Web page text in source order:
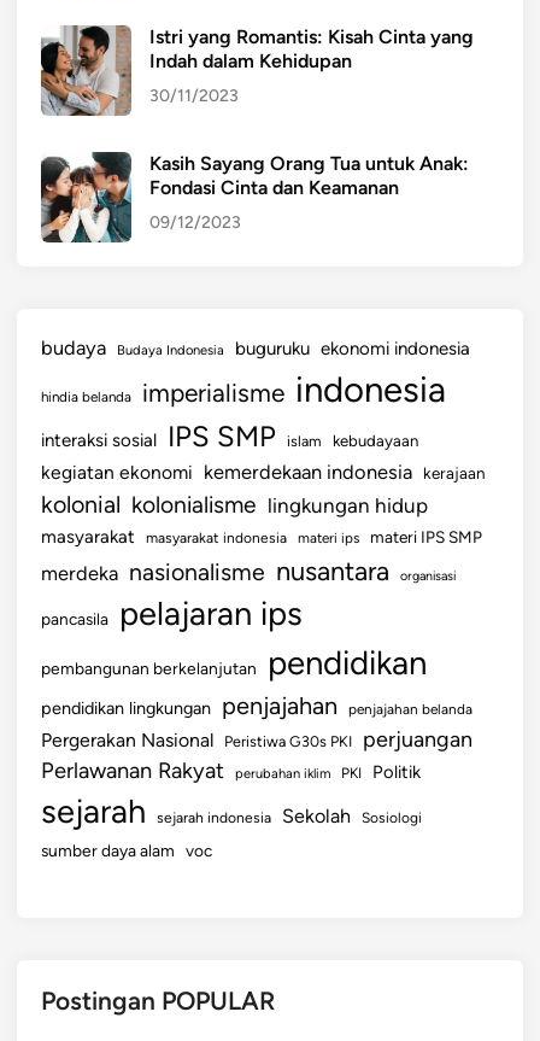
Istri yang Romantis: Kisah Cinta yang
Indah dalam Kehidupan
30/11/2023
Kasih Sayang Orang Tua untuk Anak:
Fondasi Cinta dan Keamanan
09/12/2023
budaya Budaya Indonesia buguruku ekonomi indonesia
hindia belanda imperialisme indonesia
interaksi sosial IPS SMP islam kebudayaan
kegiatan ekonomi kemerdekaan indonesia kerajaan
kolonial kolonialisme lingkungan hidup
masyarakat masyarakat indonesia materi ips materi IPS SMP
merdeka nasionalisme nusantara organisasi
pancasila pelajaran ips
pembangunan berkelanjutan pendidikan
pendidikan lingkungan penjajahan penjajahan belanda
Pergerakan Nasional Peristiwa G30s PKI perjuangan
Perlawanan Rakyat perubahan iklim PKI Politik
sejarah sejarah indonesia Sekolah Sosiologi
sumber daya alam voc
Postingan POPULAR